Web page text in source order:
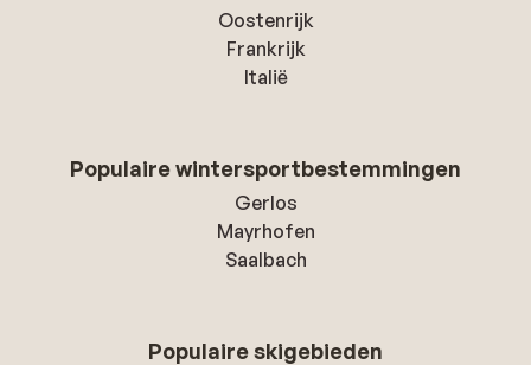
Oostenrijk
Frankrijk
Italië
Populaire wintersportbestemmingen
Gerlos
Mayrhofen
Saalbach
Populaire skigebieden